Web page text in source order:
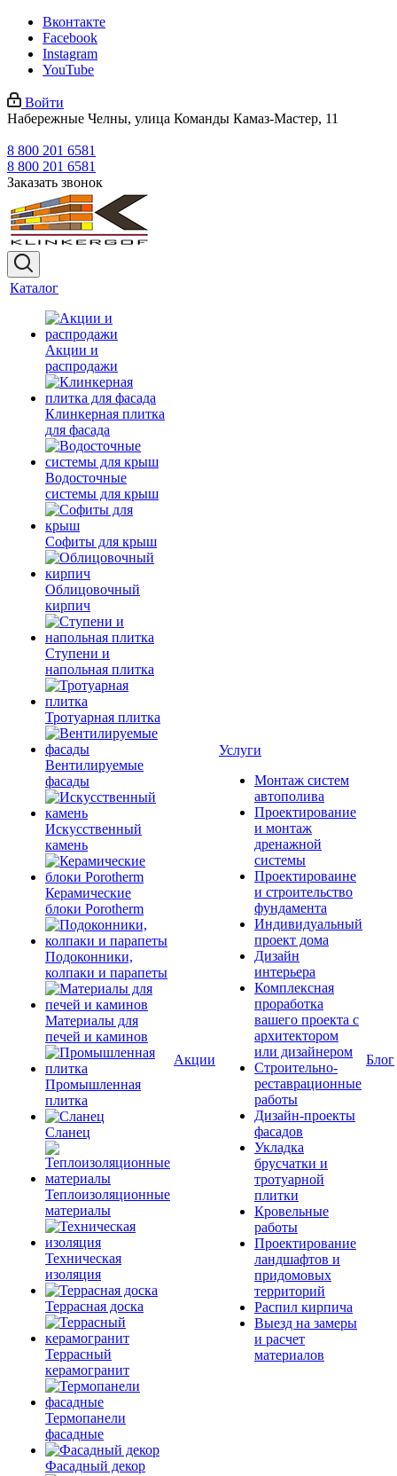
Вконтакте
Facebook
Instagram
YouTube
Войти
Набережные Челны, улица Команды Камаз-Мастер, 11
8 800 201 6581
8 800 201 6581
Заказать звонок
Каталог
Акции и
распродажи
Клинкерная плитка
для фасада
Водосточные
системы для крыш
Софиты для крыш
Облицовочный
кирпич
Ступени и
напольная плитка
Тротуарная плитка
Вентилируемые
фасады
Искусственный
камень
Керамические
блоки Porotherm
Подоконники,
колпаки и парапеты
Материалы для
печей и каминов
Промышленная
плитка
Сланец
Теплоизоляционные
материалы
Техническая
изоляция
Террасная доска
Террасный
керамогранит
Термопанели
фасадные
Фасадный декор
Акции
Услуги
Монтаж систем
автополива
Проектирование
и монтаж
дренажной
системы
Проектироваине
и строительство
фундамента
Индивидуальный
проект дома
Дизайн
интерьера
Комплексная
проработка
вашего проекта с
архитектором
или дизайнером
Строительно-
реставрационные
работы
Дизайн-проекты
фасадов
Укладка
брусчатки и
тротуарной
плитки
Кровельные
работы
Проектирование
ландшафтов и
придомовых
территорий
Распил кирпича
Выезд на замеры
и расчет
материалов
Блог